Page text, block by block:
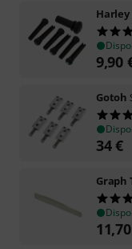
9,90
Gotoh
34€
Graph
11,70